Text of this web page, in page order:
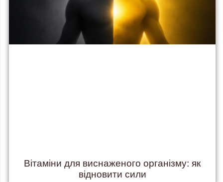
Вітаміни для виснаженого організму: як
відновити сили